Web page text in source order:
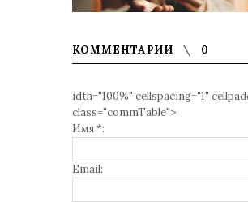
КОММЕНТАРИИ 0
idth="100%" cellspacing="1"
class="commTable">
Имя *:
Email: